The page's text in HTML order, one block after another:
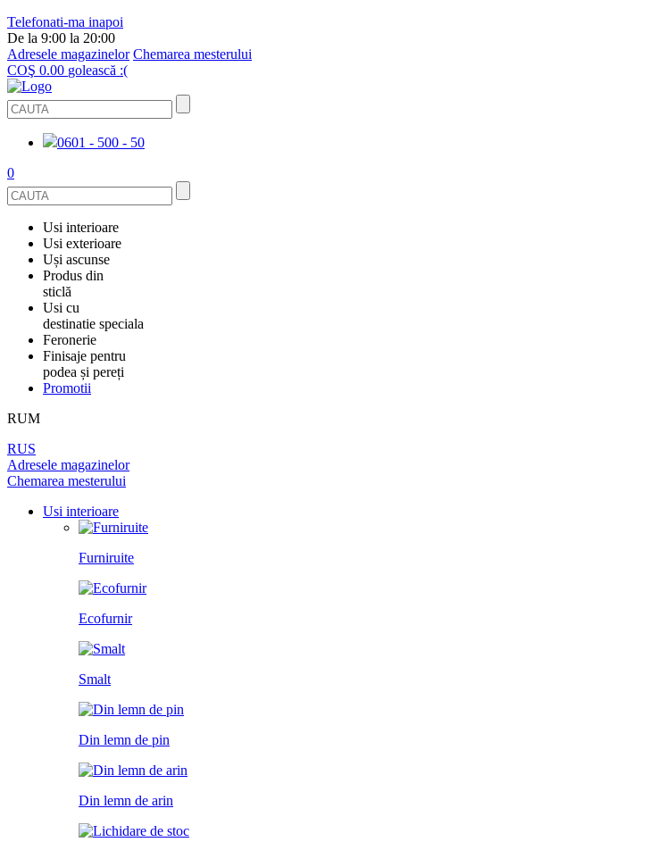
Telefonati-ma inapoi
De la 9:00 la 20:00
Adresele magazinelor Chemarea mesterului
COŞ 0.00 golească :(
0601 - 500 - 50
0
Usi interioare
FURNIRUITE
SMALT
DIN LEMN DE PIN
LICHIDARE DE STOC
TOATE USILE
Usi exterioare
USI METALICE
PENTRU APARTAMENT
PENTRU CASA
Uși ascunse
OGLINDIT
GRESIE PORȚELANATĂ
Produs din
sticlă
BALUSTRADE ȘI TREPTE
CABINE DE DUȘ ȘI PEREȚI DESPĂRȚITORI
Usi cu
destinatie speciala
USI ANTIFOC (ANTIINCENDIU)
Feronerie
ACCESORII
MINERE PENTRU UȘI
SISTEM DE GLISARE
Finisaje pentru
podea și pereți
Promotii
RUM
RUS
Adresele magazinelor
Chemarea mesterului
Usi interioare
Furniruite
Ecofurnir
Smalt
Din lemn de pin
Din lemn de arin